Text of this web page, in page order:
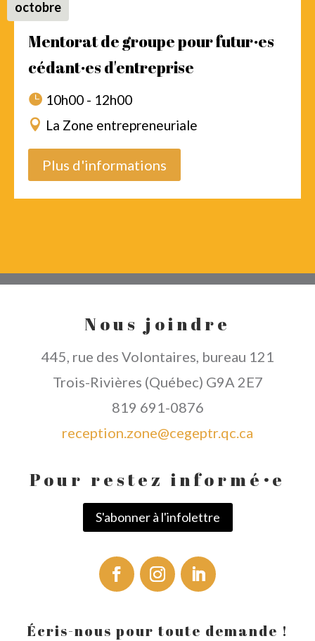
octobre
Mentorat de groupe pour futur·es
cédant·es d'entreprise
10h00 - 12h00
La Zone entrepreneuriale
Plus d'informations
Nous joindre
445, rue des Volontaires, bureau 121
Trois-Rivières (Québec) G9A 2E7
819 691-0876
reception.zone@cegeptr.qc.ca
Pour restez informé ·e
S'abonner à l'infolettre
Écris-nous pour toute demande !